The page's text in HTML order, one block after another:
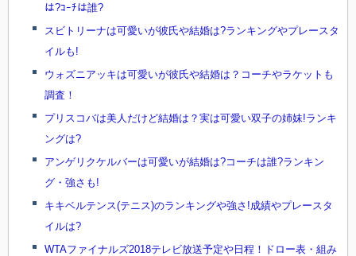
は?ｺｰﾁは誰?
スビトリーナは可愛いが彼氏や結婚は?ランキングやプレースタ
イルも!
ウォズニアッキは可愛いが彼氏や結婚は？コーチやラケットも
調査！
プリスコバは美人だけど結婚は？実は可愛い双子の姉妹!ランキ
ングは?
アンゲリクケルバーは可愛いが結婚は?コーチは誰?ランキン
グ・強さも!
キキベルテンス(テニス)のランキングや強さ!成績やプレースタ
イルは?
WTAファイナルズ2018テレビ放送予定や日程！ドロー表・組み